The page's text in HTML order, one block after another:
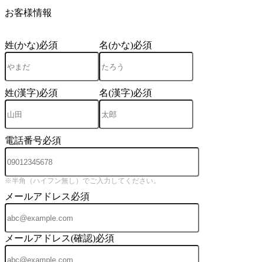
お客様情報
姓(かな)必須 名(かな)必須
姓(漢字)必須 名(漢字)必須
電話番号必須
※半角（ハイフン無し）でご入力してください。
メールアドレス必須
メールアドレス(確認)必須